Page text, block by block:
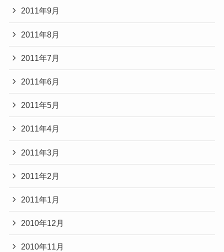
2011年9月
2011年8月
2011年7月
2011年6月
2011年5月
2011年4月
2011年3月
2011年2月
2011年1月
2010年12月
2010年11月